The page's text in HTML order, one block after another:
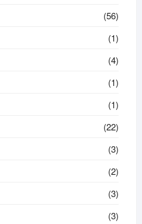
(56)
(1)
(4)
(1)
(1)
(22)
(3)
(2)
(3)
(3)